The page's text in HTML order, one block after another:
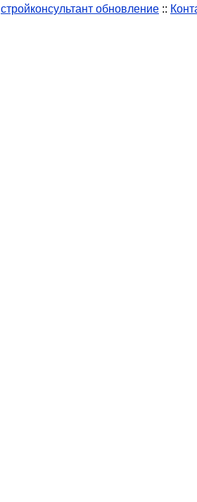
стройконсультант обновление ::